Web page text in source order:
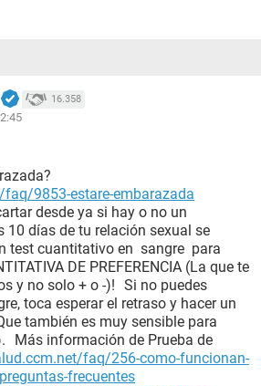
16.358
9853-estare-embarazada
desde ya si hay o no un
10 días de tu relación sexual se
test cuantitativo en sangre para
DE PREFERENCIA (La que te
y no solo + o -)! Si no puedes
toca esperar el retraso y hacer un
también es muy sensible para
Más información de Prueba de
faq/256-como-funcionan-
frecuentes